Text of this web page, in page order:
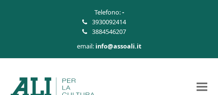
Telefono:-
3930092414
3884546207
email: info@assoali.it